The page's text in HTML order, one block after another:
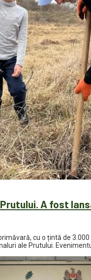
A fost
cu o țintă de
ale Prutului.